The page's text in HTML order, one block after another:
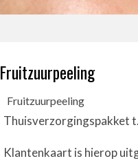
Fruitzuurpeeling
Fruitzuurpeeling
Thuisverzorgingspakket
Klantenkaart is hierop